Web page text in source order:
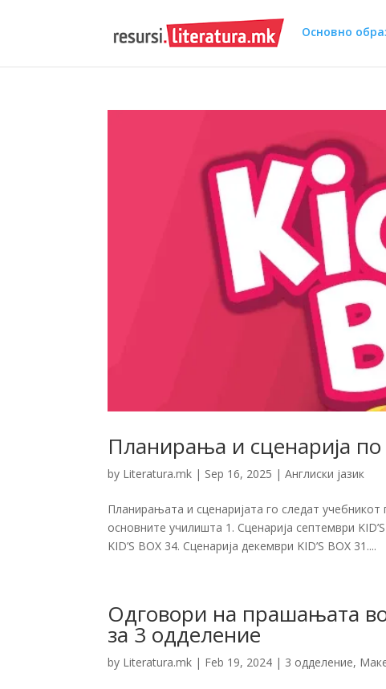
Основно
Планирања и сценарија по
by Literatura.mk | Sep 16, 2025 |Англиски јазик
Планирањата и сценаријата го следат
основните училишта 1. Сценарија септември
KID’S BOX 34. Сценарија декември KID’S BOX 31....
Одговори на прашањата
за 3 одделение
by Literatura.mk | Feb 19, 2024 | 3 одделение,